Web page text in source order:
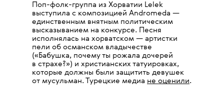
Поп-фолк-группа из Хорватии Lelek
выступила с композицией Andromeda —
единственным внятным политическим
высказыванием на конкурсе. Песня
исполнялась на хорватском — артистки
пели об османском владычестве
(«Бабушка, почему ты рожала дочерей
в страхе?») и христианских татуировках,
которые должны были защитить девушек
от мусульман. Турецкие медиа не оценили.